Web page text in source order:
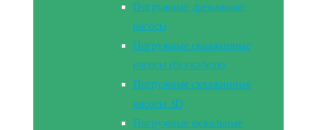
Погружные дренажные
насосы
Погружные скважинные
насосы (без кабеля)
Погружные скважинные
насосы 3D
Погружные фекальные